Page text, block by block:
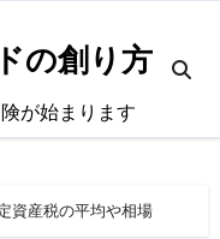
の創り方
が始まります
資産税の平均や相場